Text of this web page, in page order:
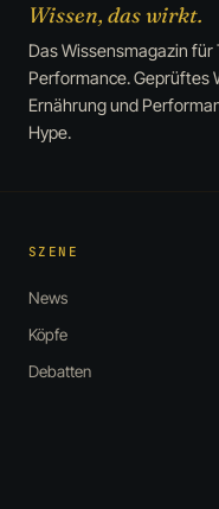
Wissen, das wirkt.
Das Wissensmagazin
Performance. Geprüftes
Ernährung und
Hype.
SZENE
News
Köpfe
Debatten